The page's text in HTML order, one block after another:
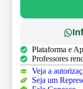
Plataforma e
Professores
Veja a
Seja um